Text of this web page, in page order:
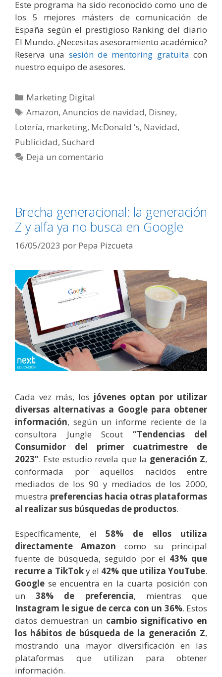
Este programa ha sido reconocido como uno de
los 5 mejores másters de comunicación de
España según el prestigioso Ranking del diario
El Mundo. ¿Necesitas asesoramiento académico?
Reserva una sesión de mentoring gratuita con
nuestro equipo de asesores.
Categorías
Marketing Digital
Etiquetas
Amazon,Anuncios de navidad, Disney,
Lotería, marketing, McDonald 's, Navidad,
Publicidad, Suchard
Deja un comentario
Brecha generacional: la generación
Z y alfa ya no busca en Google
16/05/2023 por Pepa Pizcueta
Cada vez más, los jóvenes optan por utilizar
diversas alternativas a Google para obtener
información, según un informe reciente de la
consultora Jungle Scout “Tendencias del
Consumidor del primer cuatrimestre de
2023”. Este estudio revela que la generación Z,
conformada por aquellos nacidos entre
mediados de los 90 y mediados de los 2000,
muestra preferencias hacia otras plataformas
al realizar sus búsquedas de productos.
Específicamente, el58% de ellos utiliza
directamente Amazon como su principal
fuente de búsqueda, seguido por el 43% que
recurre a TikToky el 42% que utiliza YouTube.
Google se encuentra en la cuarta posición con
un38% de preferencia, mientras que
Instagram le sigue de cerca con un 36%. Estos
datos demuestran un cambio significativo en
los hábitos de búsqueda de la generación Z,
mostrando una mayor diversificación en las
plataformas que utilizan para obtener
información.